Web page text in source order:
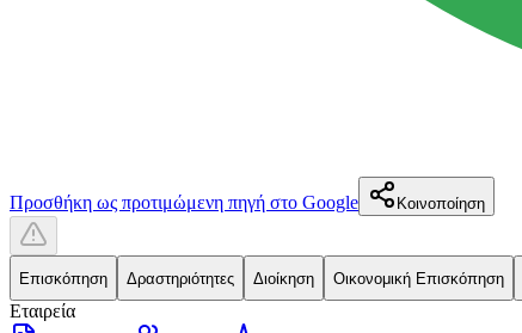
Προσθήκη ως προτιμώμενη πηγή στο Google Κοινοποίηση
Επισκόπηση Δραστηριότητες Διοίκηση Οικονομική Επισκόπηση
Εταιρεία